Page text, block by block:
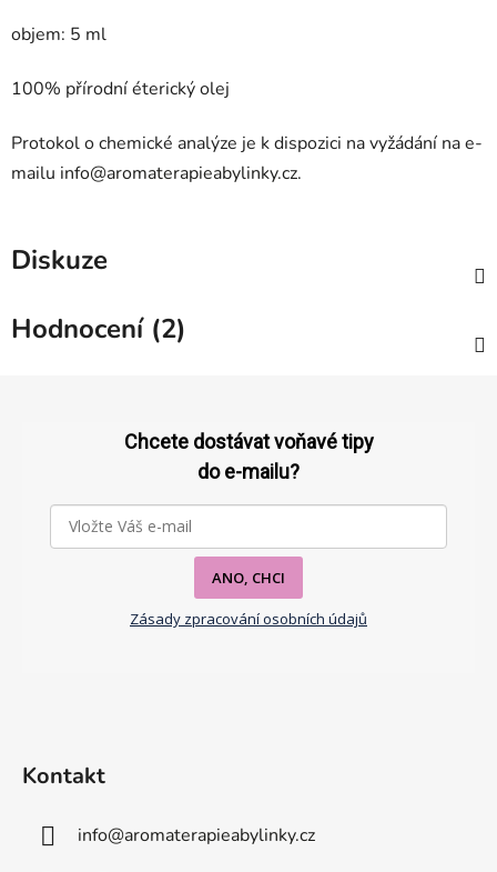
objem: 5 ml
100% přírodní éterický olej
Protokol o chemické analýze je k dispozici na vyžádání na e-
mailu info@aromaterapieabylinky.cz.
Diskuze
Hodnocení (2)
Chcete dostávat voňavé tipy
do e-mailu?
ANO, CHCI
Zásady zpracování osobních údajů
Kontakt
info@aromaterapieabylinky.cz